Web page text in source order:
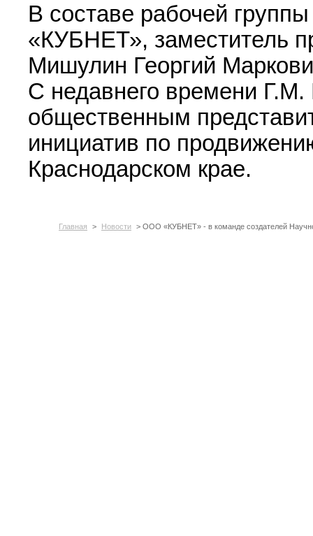
В составе рабочей
«КУБНЕТ», заместитель
Мишулин Георгий
С недавнего времени
общественным
инициатив по
Краснодарском крае.
Главная > Новости > ООО «КУБНЕТ» - в команде создателей